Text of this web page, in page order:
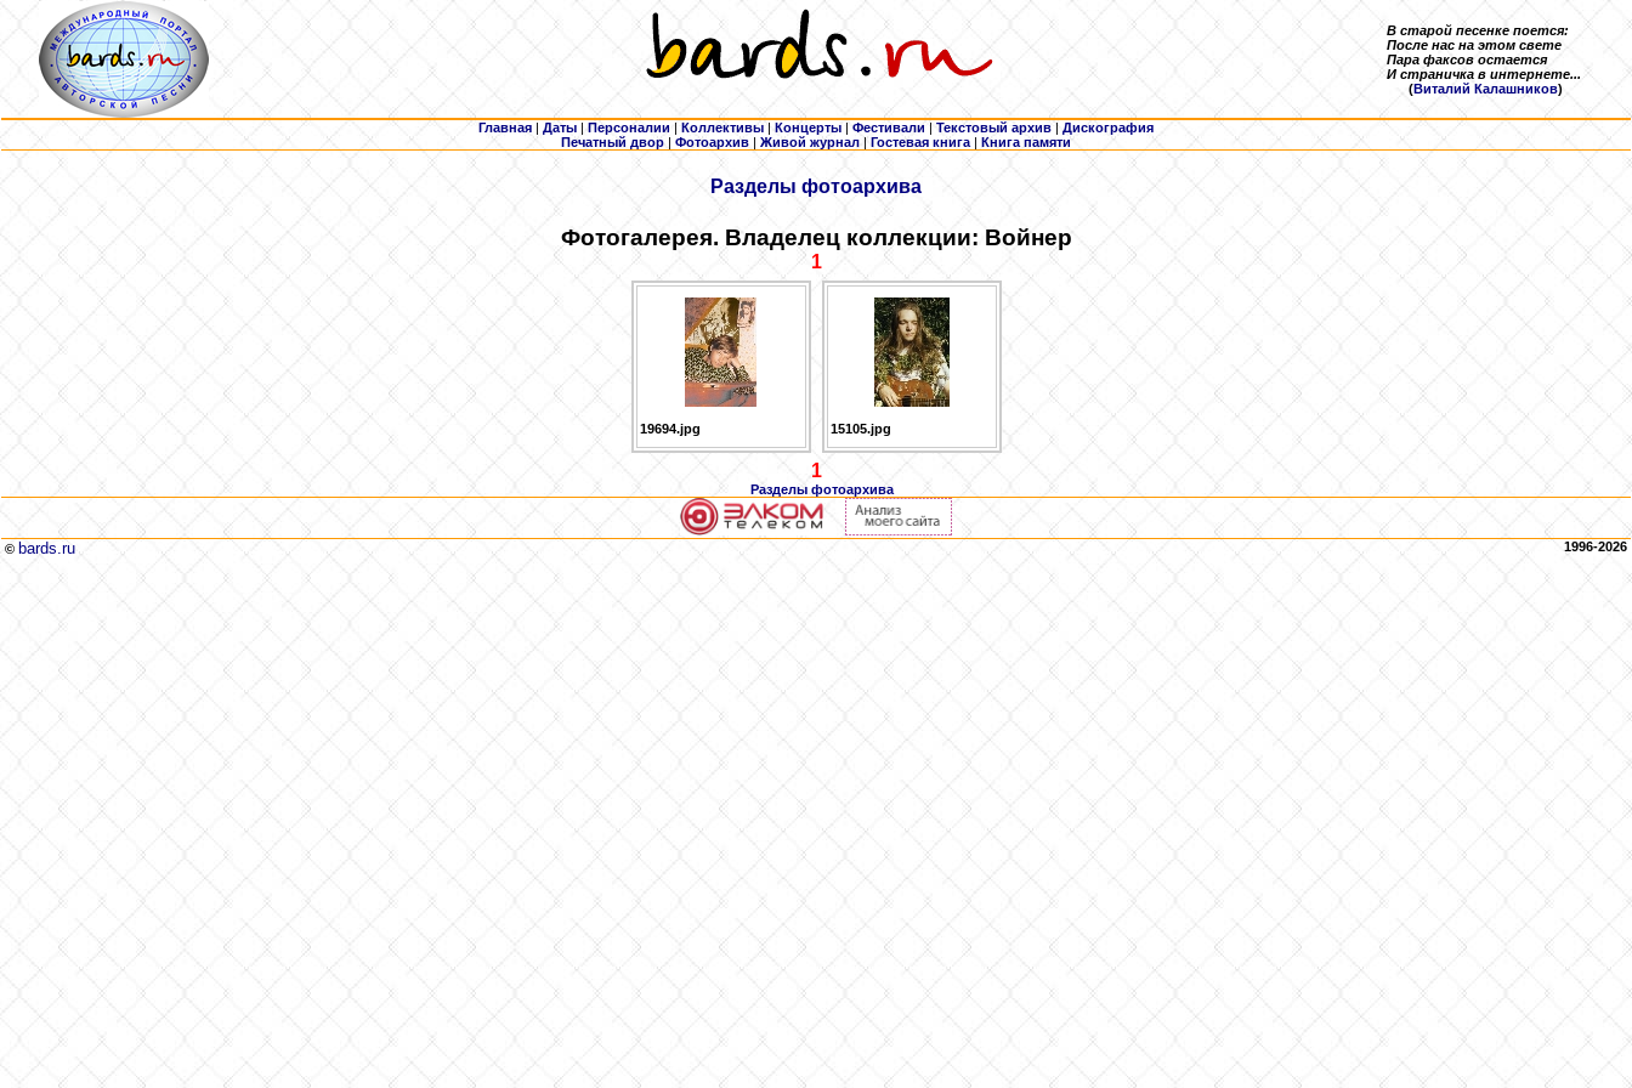
В старой песенке поется:
После нас на этом свете
Пара факсов остается
И страничка в интернете...
(Виталий Калашников)
Главная | Даты | Персоналии | Коллективы | Концерты | Фестивали | Текстовый архив | Дискография
Печатный двор | Фотоархив | Живой журнал |Гостевая книга | Книга памяти
Разделы фотоархива
Фотогалерея. Владелец коллекции: Войнер
1
19694.jpg 15105.jpg
1
Разделы фотоархива
© bards.ru 1996-2026